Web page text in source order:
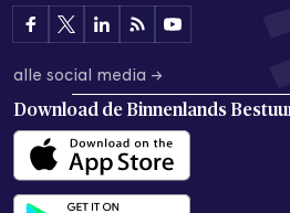
alle social media →
Download de Binnenlands